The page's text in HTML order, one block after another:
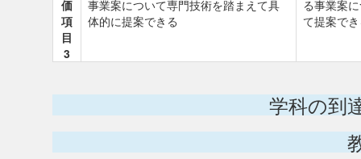
価
項
目
3
事業案について専門技術を踏まえて具
体的に提案できる
る事業案
て提案で
学科の到